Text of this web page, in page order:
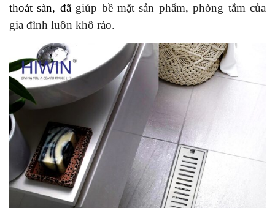
thoát sàn, đãgiúp bề mặt sản phẩm, phòng tắm của
gia đình luôn khô ráo.